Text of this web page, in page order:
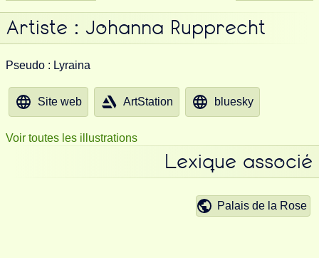
Artiste : Johanna Rupprecht
Pseudo : Lyraina
Site web ArtStation bluesky
Voir toutes les illustrations
Lexique associé
Palais de la Rose